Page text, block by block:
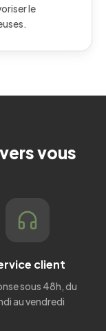
le
vous
client
sous 48h, du
au vendredi